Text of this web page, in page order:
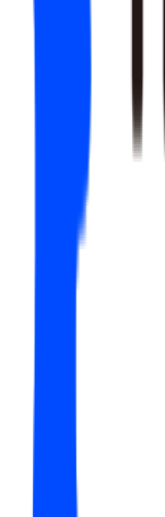
漏斗步骤可以自
可以。关键原则是
点，而非模糊状态。
产品定价合理性评
优化价格阶梯与锚点
付费归因分析